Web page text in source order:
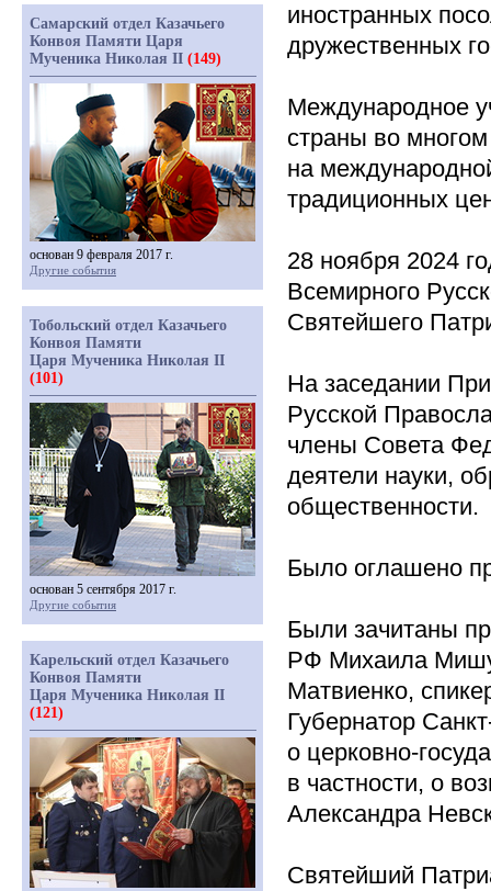
иностранных
дружественных
Международное
страны во
на
традиционных
28 ноября 2024
Всемирного
Святейшего
На заседании
Русской
члены Совета
деятели науки,
общественности.
Было оглашено
Были зачитаны
РФ Михаила
Матвиенко,
Губернатор
о церковно-
в частности, о
Александра
Святейший
Самарский отдел Казачьего
Конвоя Памяти Царя
Мученика Николая II (149)
основан 9 февраля 2017 г.
Другие события
Тобольский отдел Казачьего
Конвоя Памяти
Царя Мученика Николая II
(101)
основан 5 сентября 2017 г.
Другие события
Карельский отдел Казачьего
Конвоя Памяти
Царя Мученика Николая II
(121)